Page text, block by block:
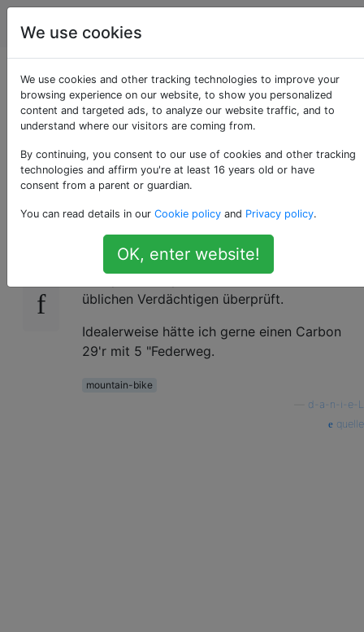
Fahrräder
High-End-
Fahrradverleih in
New York City
-2
Kennt jemand Läden, die High-End-Bikes wie
Santa Cruz, Titus usw. wöchentlich oder
monatlich vermieten? Ich habe SpeedGoat,
Competitive Cyclist und den Rest der
üblichen Verdächtigen überprüft.
Idealerweise hätte ich gerne einen Carbon
29'r mit 5 "Federweg.
mountain-bike
d-a-n-i-e-L
quelle
We use cookies
We use cookies and other tracking technologies to improve your
browsing experience on our website, to show you personalized
content and targeted ads, to analyze our website traffic, and to
understand where our visitors are coming from.
By continuing, you consent to our use of cookies and other tracking
technologies and affirm you're at least 16 years old or have
consent from a parent or guardian.
You can read details in our Cookie policy and Privacy policy.
OK, enter website!